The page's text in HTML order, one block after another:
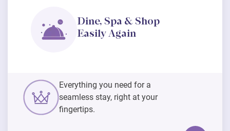
Dine, Spa & Shop
Easily Again
Everything you need for a
seamless stay, right at your
fingertips.